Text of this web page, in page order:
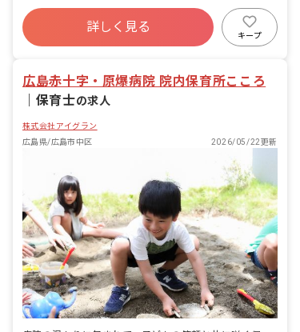
の計画・実行、お知らせの作成
福利厚生充実
産休育休制度
未経験歓迎
WEB面接OK
詳しく見る
キープ
広島赤十字・原爆病院 院内保育所こころ
保育士の求人
株式会社アイグラン
広島県/広島市中区
2026/05/22更新